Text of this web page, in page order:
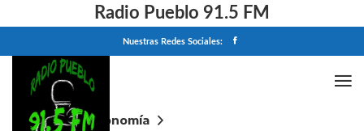
Radio Pueblo 91.5 FM
Nuestras Redes Sociales:
Home
Economía